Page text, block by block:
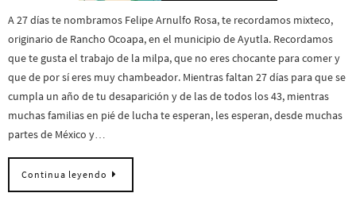
A 27 días te nombramos Felipe Arnulfo Rosa, te recordamos mixteco,
originario de Rancho Ocoapa, en el municipio de Ayutla. Recordamos
que te gusta el trabajo de la milpa, que no eres chocante para comer y
que de por sí eres muy chambeador. Mientras faltan 27 días para que se
cumpla un año de tu desaparición y de las de todos los 43, mientras
muchas familias en pié de lucha te esperan, les esperan, desde muchas
partes de México y…
Continua leyendo